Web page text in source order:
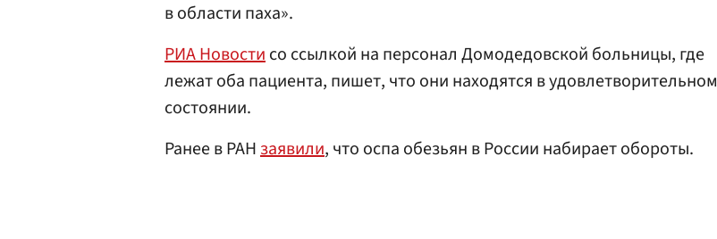
в области паха».
РИА Новостисо ссылкой на персонал Домодедовской больницы, где
лежат оба пациента, пишет, что они находятся в удовлетворительном
состоянии.
Ранее в РАНзаявили, что оспа обезьян в России набирает обороты.